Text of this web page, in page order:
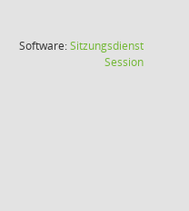
Software:Sitzungsdienst
Session(Wird in